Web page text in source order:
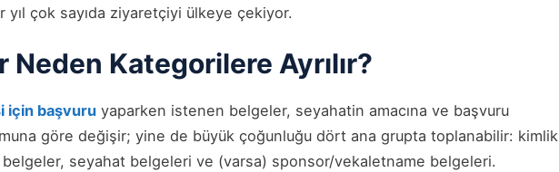
yıl çok sayıda ziyaretçiyi ülkeye çekiyor.
Neden Kategorilere Ayrılır?
için başvuru yaparken istenen belgeler, seyahatin amacına ve başvuru
göre değişir; yine de büyük çoğunluğu dört ana grupta toplanabilir: kimlik
seyahat belgeleri ve (varsa) sponsor/vekaletname belgeleri.